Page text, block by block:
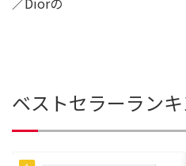
ベストセラーラン